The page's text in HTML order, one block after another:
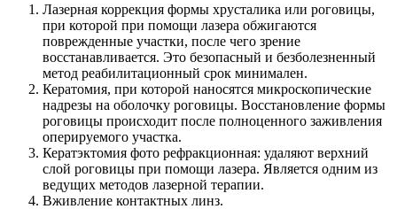
Лазерная коррекция формы хрусталика или роговицы,
при которой при помощи лазера обжигаются
поврежденные участки, после чего зрение
восстанавливается. Это безопасный и безболезненный
метод реабилитационный срок минимален.
Кератомия, при которой наносятся микроскопические
надрезы на оболочку роговицы. Восстановление формы
роговицы происходит после полноценного заживления
оперируемого участка.
Кератэктомия фото рефракционная: удаляют верхний
слой роговицы при помощи лазера. Является одним из
ведущих методов лазерной терапии.
Вживление контактных линз.